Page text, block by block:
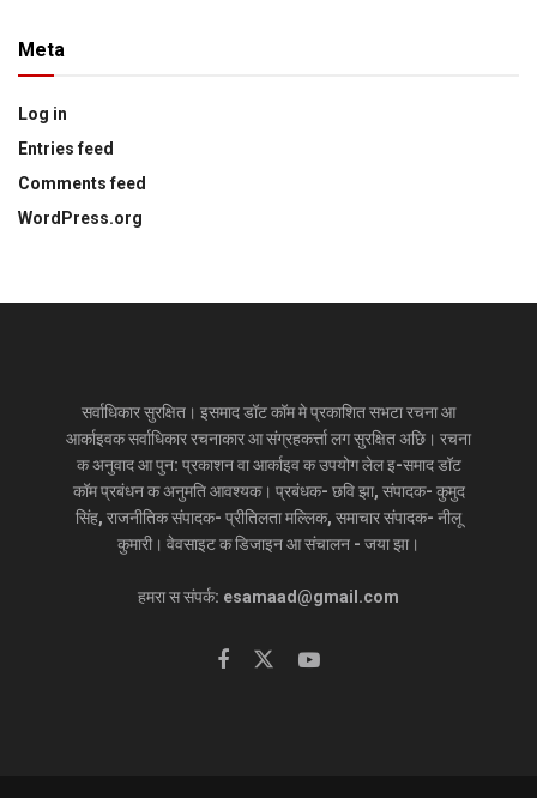
Meta
Log in
Entries feed
Comments feed
WordPress.org
सर्वाधिकार सुरक्षित। इसमाद डॉट कॉम मे प्रकाशित सभटा रचना आ
आर्काइवक सर्वाधिकार रचनाकार आ संग्रहकर्त्ता लग सुरक्षित अछि। रचना
क अनुवाद आ पुन: प्रकाशन वा आर्काइव क उपयोग लेल इ-समाद डॉट
कॉम प्रबंधन क अनुमति आवश्यक। प्रबंधक- छवि झा, संपादक- कुमुद
सिंह, राजनीतिक संपादक- प्रीतिलता मल्लिक, समाचार संपादक- नीलू
कुमारी। वेवसाइट क डिजाइन आ संचालन - जया झा।
हमरा स संपर्क: esamaad@gmail.com